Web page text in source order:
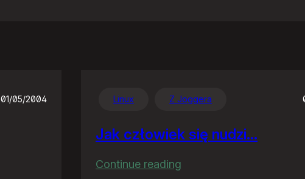
01/05/2004 Linux Z Joggera
Jak człowiek się nudzi…
Continue reading